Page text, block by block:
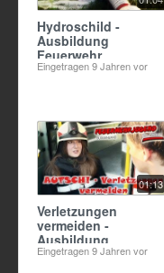
Hydroschild -
Ausbildung
Feuerwehr
Eingetragen9 Jahren vor
01:13
Verletzungen
vermeiden -
Ausbildung
Feuerwehr
Eingetragen9 Jahren vor